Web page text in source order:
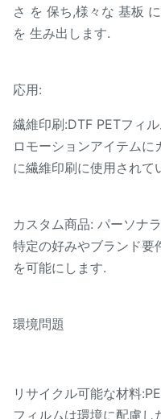
さ を 保ち,様々な 基板
を 生み出します.
応用:
繊維印刷:DTF PETフィ
ロモーションアイテム
に繊維印刷に使用されて
カスタム商品: パーソナ
特定の好みやブランド要
を可能にします.
環境問題
リサイクル可能な材料
フィルムは環境に配慮し